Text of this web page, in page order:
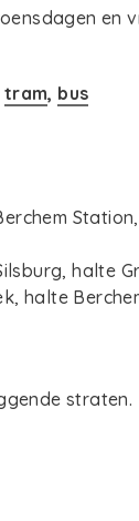
en
tram, bus
halte
halte
straten.